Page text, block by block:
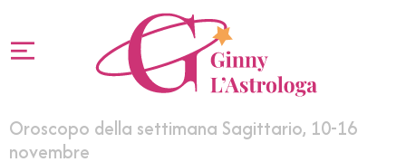
Oroscopo della settimana Sagittario, 10-16
novembre